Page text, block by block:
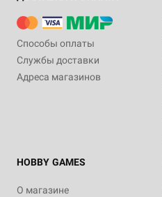
Способы оплаты
Службы доставки
Адреса магазинов
HOBBY GAMES
О магазине